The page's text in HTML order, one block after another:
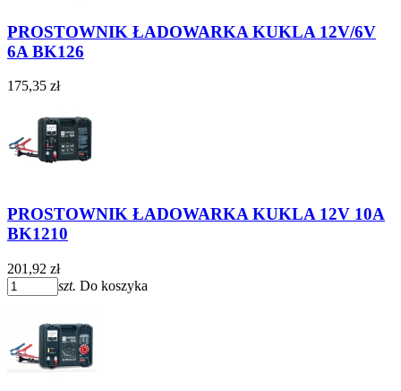
PROSTOWNIK ŁADOWARKA KUKLA 12V/6V
6A BK126
175,35 zł
PROSTOWNIK ŁADOWARKA KUKLA 12V 10A
BK1210
201,92 zł
szt. Do koszyka